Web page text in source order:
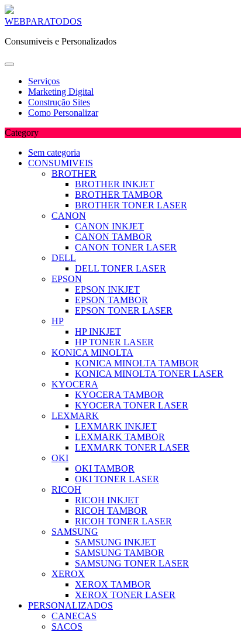
Skip
content
WEBPARATODOS
Consumiveis e Personalizados
Serviços
Marketing Digital
Construção Sites
Como Personalizar
Category
Sem categoria
CONSUMIVEIS
BROTHER
BROTHER INKJET
BROTHER TAMBOR
BROTHER TONER LASER
CANON
CANON INKJET
CANON TAMBOR
CANON TONER LASER
DELL
DELL TONER LASER
EPSON
EPSON INKJET
EPSON TAMBOR
EPSON TONER LASER
HP
HP INKJET
HP TONER LASER
KONICA MINOLTA
KONICA MINOLTA TAMBOR
KONICA MINOLTA TONER LASER
KYOCERA
KYOCERA TAMBOR
KYOCERA TONER LASER
LEXMARK
LEXMARK INKJET
LEXMARK TAMBOR
LEXMARK TONER LASER
OKI
OKI TAMBOR
OKI TONER LASER
RICOH
RICOH INKJET
RICOH TAMBOR
RICOH TONER LASER
SAMSUNG
SAMSUNG INKJET
SAMSUNG TAMBOR
SAMSUNG TONER LASER
XEROX
XEROX TAMBOR
XEROX TONER LASER
PERSONALIZADOS
CANECAS
SACOS